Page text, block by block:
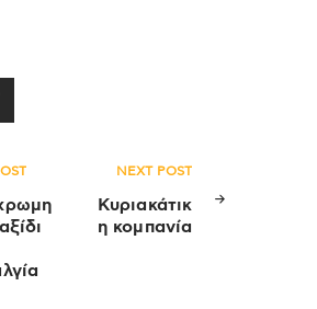
NEXT POST
Κυριακάτικ
η κομπανία